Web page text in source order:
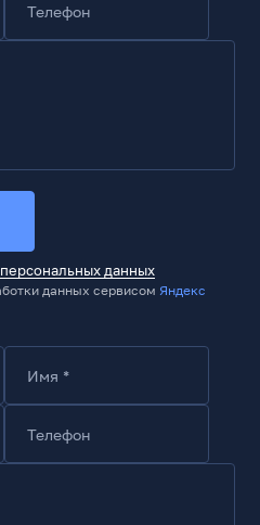
Телефон
данных
данных сервисомЯндекс
Имя *
Телефон